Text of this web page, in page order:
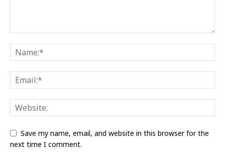
Save my name, email, and website in this browser for the
next time I comment.